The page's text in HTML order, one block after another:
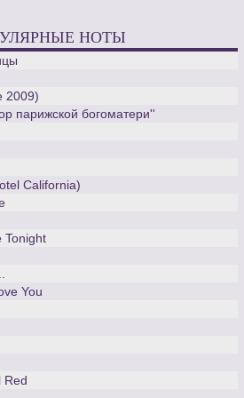
НОТЫ
2009)
парижской богоматери''
California)
Tonight
You
Red